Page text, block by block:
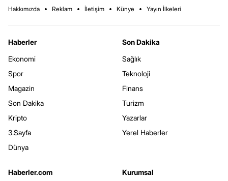
Hakkımızda Reklam İletişim Künye Yayın İlkeleri
Haberler
Ekonomi
Spor
Magazin
Son Dakika
Kripto
3.Sayfa
Dünya
Son Dakika
Sağlık
Teknoloji
Finans
Turizm
Yazarlar
Yerel Haberler
Haberler.com
Kurumsal